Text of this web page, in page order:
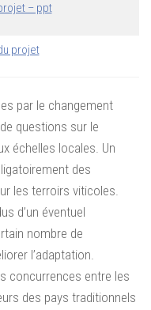
– ppt
projet
par le changement
questions sur le
échelles locales. Un
des
les terroirs viticoles.
d’un éventuel
nombre de
l’adaptation.
concurrences entre les
des pays traditionnels